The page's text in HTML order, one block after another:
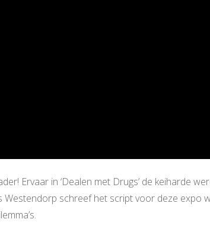
Ervaar in ‘Dealen met Drugs’ de keiharde
schreef het script voor deze expo